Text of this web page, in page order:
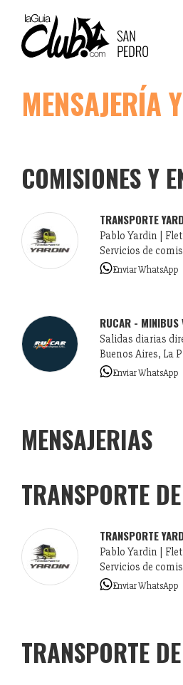
contenido
MAIN
NAVIGATION
MENSAJERÍA
COMISIONES Y
TRANSPORTE
Pablo Yardin |
Servicios de
Enviar WhatsApp
RUCAR - MINIBUS
Salidas diarias
Buenos Aires, La
Enviar WhatsApp
MENSAJERIAS
TRANSPORTE
TRANSPORTE
Pablo Yardin |
Servicios de
Enviar WhatsApp
TRANSPORTE